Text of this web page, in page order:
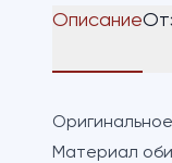
Описание
Материал